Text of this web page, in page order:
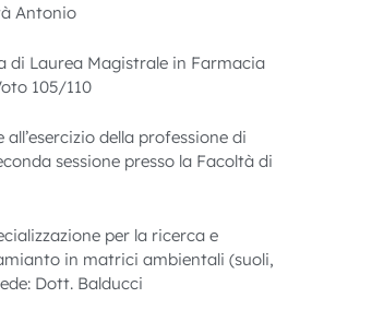
Antonio
di Laurea Magistrale in Farmacia
105/110
della professione di
sessione presso la Facoltà di
per la ricerca e
in matrici ambientali (suoli,
Dott. Balducci